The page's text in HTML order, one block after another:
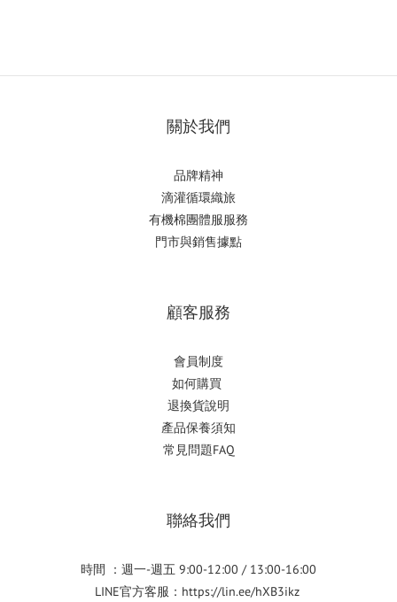
關於我們
品牌精神
滴灌循環織旅
有機棉團體服服務
門市與銷售據點
顧客服務
會員制度
如何購買
退換貨說明
產品保養須知
常見問題FAQ
聯絡我們
時間 ：週一-週五 9:00-12:00 / 13:00-16:00
LINE官方客服： https://lin.ee/hXB3ikz